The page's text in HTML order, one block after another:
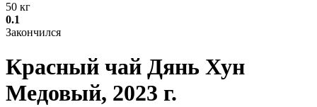
50 кг
0.1
Закончился
Красный чай Дянь Хун
Медовый, 2023 г.